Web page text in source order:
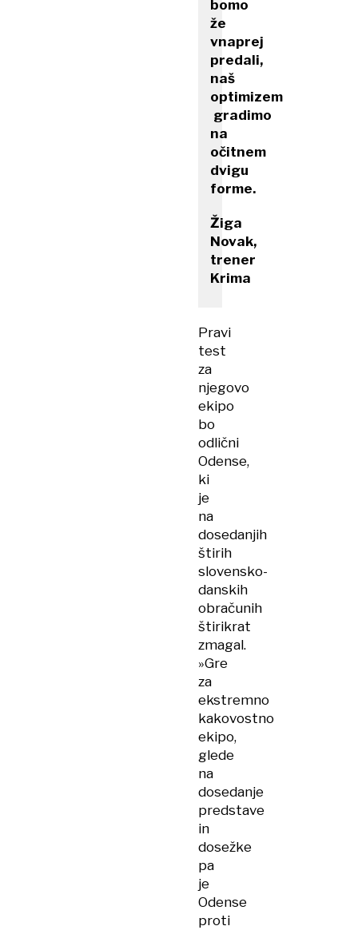
bomo
že
vnaprej
predali,
naš
optimizem
gradimo
na
očitnem
dvigu
forme.
Žiga
Novak,
trener
Krima
Pravi
test
za
njegovo
ekipo
bo
odlični
Odense,
ki
je
na
dosedanjih
štirih
slovensko-
danskih
obračunih
štirikrat
zmagal.
»Gre
za
ekstremno
kakovostno
ekipo,
glede
na
dosedanje
predstave
in
dosežke
pa
je
Odense
proti